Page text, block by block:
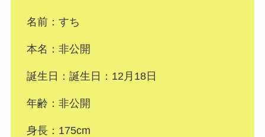
名前：すち
本名：非公開
誕生日：誕生日：12月18日
年齢：非公開
身長：175cm